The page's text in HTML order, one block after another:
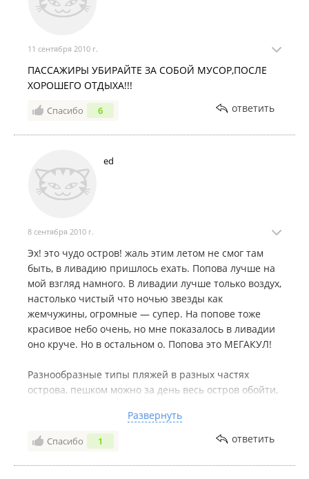
11 сентября 2010 г.
ПАССАЖИРЫ УБИРАЙТЕ ЗА СОБОЙ МУСОР,ПОСЛЕ
ХОРОШЕГО ОТДЫХА!!!
Спасибо 6 ответить
ed
8 сентября 2010 г.
Эх! это чудо остров! жаль этим летом не смог там
быть, в ливадию пришлось ехать. Попова лучше на
мой взгляд намного. В ливадии лучше только воздух,
настолько чистый что ночью звезды как
жемчужины, огромные — супер. На попове тоже
красивое небо очень, но мне показалось в ливадии
оно круче. Но в остальном о. Попова это МЕГАКУЛ!
Разнообразные типы пляжей в разных частях
острова, пешком можно за день весь остров обойти,
собирать и нет духоты этой владивостокской жуткой
даже под палящим солнцем в 12 часов дня. Рад за
тех кому посчастливилось этим летом. А то что
трудности есть с паромом, ну так надо немножко
Развернуть
Спасибо 1 ответить